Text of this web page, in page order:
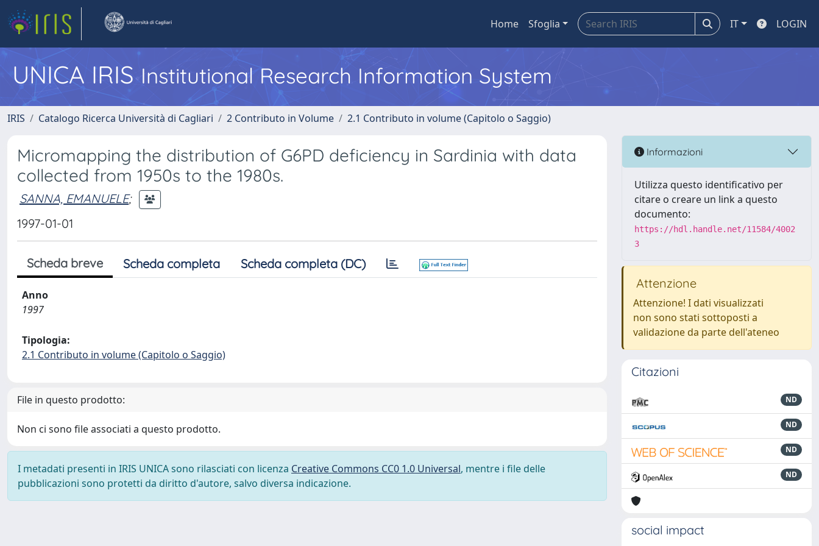
Home Sfoglia IT LOGIN
UNICA IRISInstitutional Research Information System
IRIS Catalogo Ricerca Università di Cagliari 2 Contributo in Volume 2.1 Contributo in volume (Capitolo o Saggio)
Micromapping the distribution of G6PD deficiency in Sardinia with data
collected from 1950s to the 1980s.
SANNA, EMANUELE;
1997-01-01
Scheda breve Scheda completa Scheda completa (DC)
Anno
1997
Tipologia:
2.1 Contributo in volume (Capitolo o Saggio)
File in questo prodotto:
Non ci sono file associati a questo prodotto.
I metadati presenti in IRIS UNICA sono rilasciati con licenza Creative Commons CC0 1.0 Universal, mentre i file delle
pubblicazioni sono protetti da diritto d'autore, salvo diversa indicazione.
Informazioni
Utilizza questo identificativo per
citare o creare un link a questo
documento:
https://hdl.handle.net/11584/4002
3
Attenzione
Attenzione! I dati visualizzati
non sono stati sottoposti a
validazione da parte dell'ateneo
Citazioni
ND
ND
ND
ND
social impact